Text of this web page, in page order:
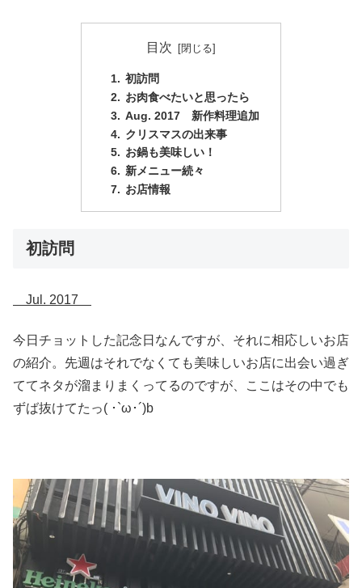
目次
初訪問
お肉食べたいと思ったら
Aug. 2017 新作料理追加
クリスマスの出来事
お鍋も美味しい！
新メニュー続々
お店情報
初訪問
Jul. 2017
今日チョットした記念日なんですが、それに相応しいお店
の紹介。先週はそれでなくても美味しいお店に出会い過ぎ
ててネタが溜まりまくってるのですが、ここはその中でも
ずば抜けてたっ( ･`ω･´)b